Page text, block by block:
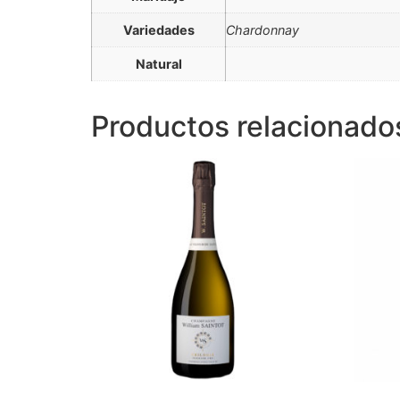
Variedades Chardonnay
Natural
Productos